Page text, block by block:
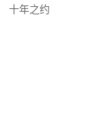
十年之约